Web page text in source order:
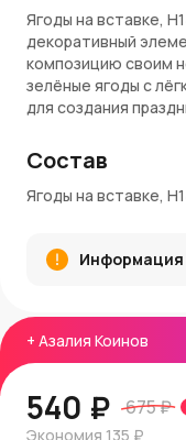
+ Азалия Коинов
540 ₽ 675 ₽
Экономия 135 ₽
Ягоды на вставке,
декоративный
композицию своим
зелёные ягоды с
для создания
Блестящее
а веточка из
Применение и
Зелёные ягоды на
настольным
форма позволяют
Состав
Ягоды на вставке,
Информация